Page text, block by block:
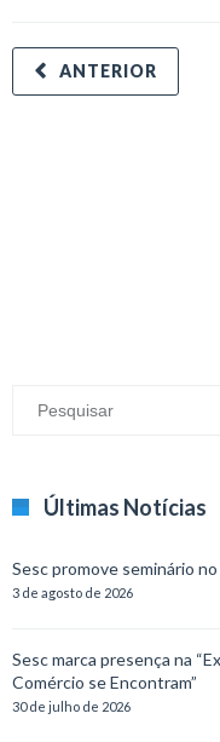
ANTERIOR
Últimas Notícias
Sesc promove seminário
3 de agosto de 2026
Sesc marca presença na
Comércio se Encontram”
30 de julho de 2026